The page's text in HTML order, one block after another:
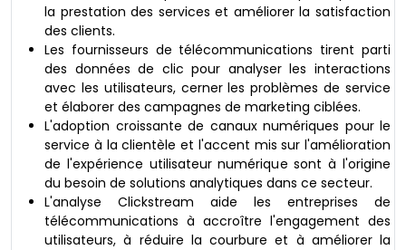
la prestation des services et améliorer la satisfaction
des clients.
Les fournisseurs de télécommunications tirent parti
des données de clic pour analyser les interactions
avec les utilisateurs, cerner les problèmes de service
et élaborer des campagnes de marketing ciblées.
L'adoption croissante de canaux numériques pour le
service à la clientèle et l'accent mis sur l'amélioration
de l'expérience utilisateur numérique sont à l'origine
du besoin de solutions analytiques dans ce secteur.
L'analyse Clickstream aide les entreprises de
télécommunications à accroître l'engagement des
utilisateurs, à réduire la courbure et à améliorer la